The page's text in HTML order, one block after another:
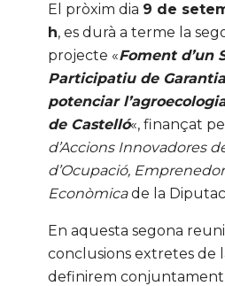
El pròxim dia 9 de
h, es durà a terme la
projecte «Foment d’un
Participatiu de
potenciar
de Castelló«, finançat
d’Accions Innovadores
d’Ocupació,
Econòmicade la
En aquesta segona
conclusions extretes de
definirem conjuntament